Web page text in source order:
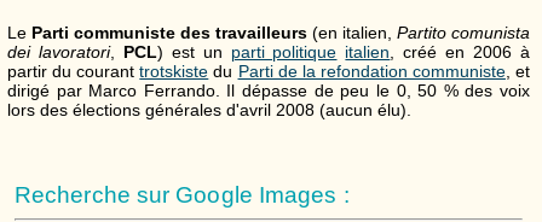
Le Parti communiste des travailleurs (en italien, Partito comunista
dei lavoratori, PCL) est un parti politique italien , créé en 2006 à
partir du couranttrotskiste du Parti de la refondation communiste, et
dirigé par Marco Ferrando. Il dépasse de peu le 0, 50 % des voix
lors des élections générales d'avril 2008 (aucun élu).
Recherche sur Google Images :